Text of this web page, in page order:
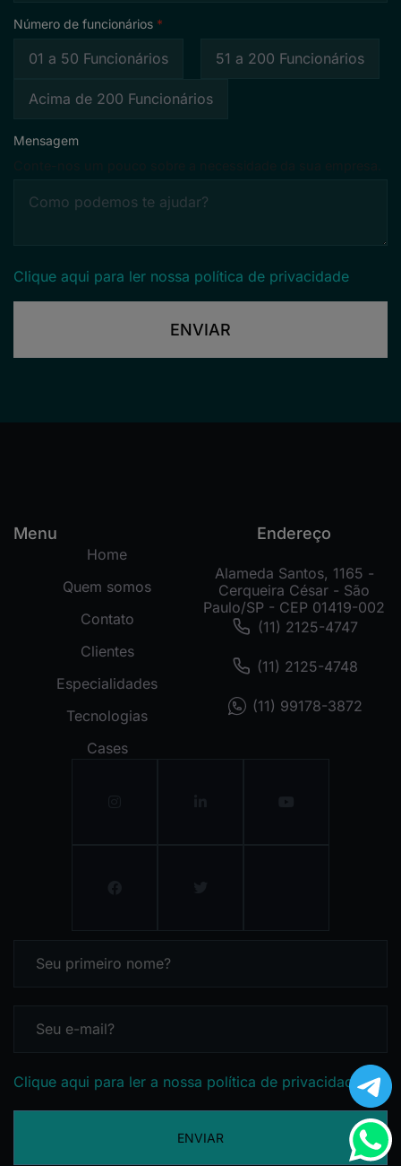
Número de funcionários
01 a 50 Funcionários 51 a 200 Funcionários
Acima de 200 Funcionários
Mensagem
Clique aqui para ler nossa política de privacidade
ENVIAR
Menu
Home
Quem somos
Contato
Clientes
Especialidades
Tecnologias
Cases
Endereço
Alameda Santos, 1165 -
Cerqueira César - São
Paulo/SP - CEP 01419-002
(11) 2125-4747
(11) 2125-4748
(11) 99178-3872
Clique aqui para ler a nossa política de privacidade
ENVIAR